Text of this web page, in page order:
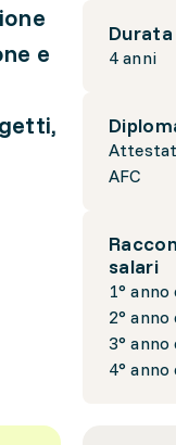
Durata
4 anni
AFC
salari
1°
2°
3°
4°
e